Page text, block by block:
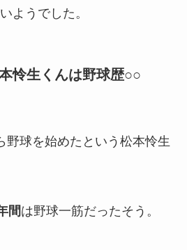
ようでした。
怜生くんは野球歴○○
野球を始めたという松本怜生
間は野球一筋だったそう。